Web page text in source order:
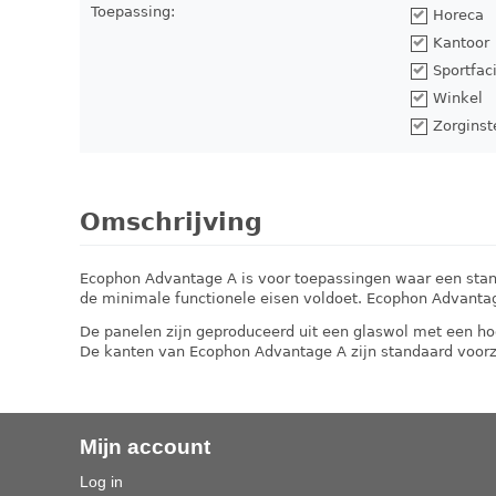
Toepassing:
Horeca
Kantoor
Winkel
Omschrijving
Ecophon Advantage A is voor toepassingen waar een
de minimale functionele eisen voldoet. Ecophon
De panelen zijn geproduceerd uit een glaswol met een
De kanten van Ecophon Advantage A zijn standaard
Mijn account
Log in